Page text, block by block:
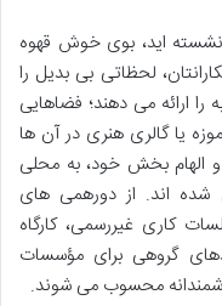
اید، بوی خوش قهوه
لحظاتی بی بدیل را
ارائه می دهند؛ فضاهایی
یا گالری هنری در آن ها
الهام بخش خود، به محلی
شده اند. از دورهمی های
کاری غیررسمی، کارگاه
گروهی برای مؤسسات
محسوب می شوند.